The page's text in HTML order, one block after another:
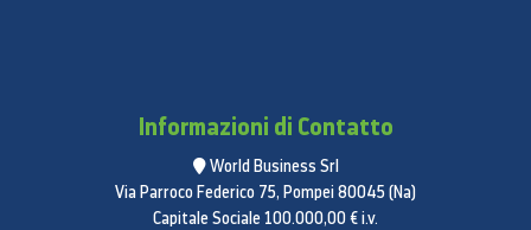
Informazioni di Contatto
World Business Srl
Via Parroco Federico 75, Pompei 80045 (Na)
Capitale Sociale 100.000,00 € i.v.